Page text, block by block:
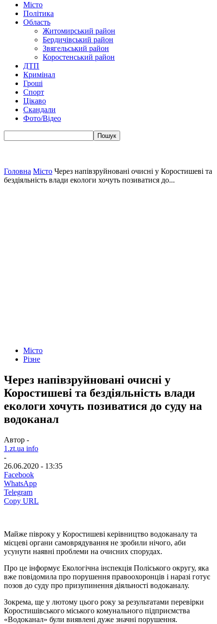
Місто
Політика
Область
Житомирський район
Бердичівський район
Звягельський район
Коростенський район
ДТП
Кримінал
Гроші
Спорт
Цікаво
Скандали
Фото/Відео
Головна Місто Через напівзруйновані очисні у Коростишеві та
бездіяльність влади екологи хочуть позиватися до...
Місто
Різне
Через напівзруйновані очисні у
Коростишеві та бездіяльність влади
екологи хочуть позиватися до суду на
водоканал
Автор -
1.zt.ua info
-
26.06.2020 - 13:35
Facebook
WhatsApp
Telegram
Copy URL
Майже півроку у Коростишеві керівництво водоканалу та
місцеві органи самоврядування не зробили нічого, аби
усунути наявні проблеми на очисних спорудах.
Про це інформує Екологічна інспекція Поліського округу, яка
вже повідомила про порушення правоохоронців і наразі готує
позов до суду про призупинення діяльності водоканалу.
Зокрема, ще у лютому цього року за результатами перевірки
Коростишівського міського комунального підприємства
«Водоканал» були виявлені дуже значні порушення.